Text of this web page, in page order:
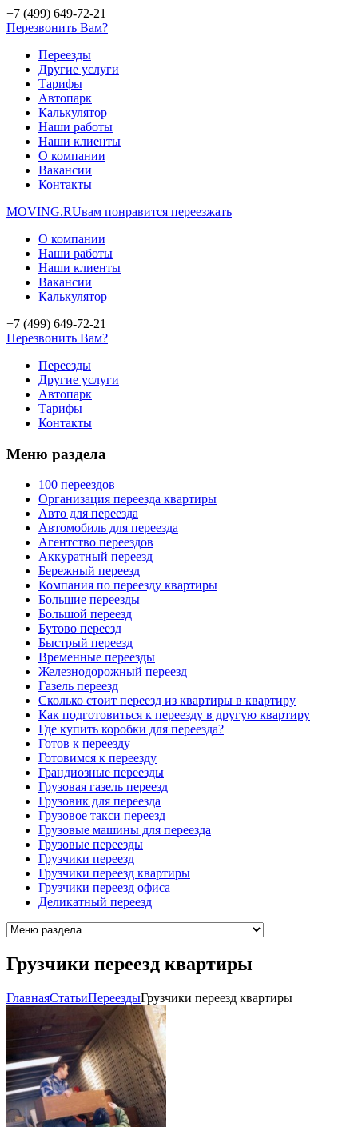
+7 (499) 649-72-21
Перезвонить Вам?
Переезды
Другие услуги
Тарифы
Автопарк
Калькулятор
Наши работы
Наши клиенты
О компании
Вакансии
Контакты
MOVING.RUвам понравится переезжать
О компании
Наши работы
Наши клиенты
Вакансии
Калькулятор
+7 (499) 649-72-21
Перезвонить Вам?
Переезды
Другие услуги
Автопарк
Тарифы
Контакты
Меню раздела
100 переездов
Организация переезда квартиры
Авто для переезда
Автомобиль для переезда
Агентство переездов
Аккуратный переезд
Бережный переезд
Компания по переезду квартиры
Большие переезды
Большой переезд
Бутово переезд
Быстрый переезд
Временные переезды
Железнодорожный переезд
Газель переезд
Сколько стоит переезд из квартиры в квартиру
Как подготовиться к переезду в другую квартиру
Где купить коробки для переезда?
Готов к переезду
Готовимся к переезду
Грандиозные переезды
Грузовая газель переезд
Грузовик для переезда
Грузовое такси переезд
Грузовые машины для переезда
Грузовые переезды
Грузчики переезд
Грузчики переезд квартиры
Грузчики переезд офиса
Деликатный переезд
Грузчики переезд квартиры
ГлавнаяCтатьиПереездыГрузчики переезд квартиры